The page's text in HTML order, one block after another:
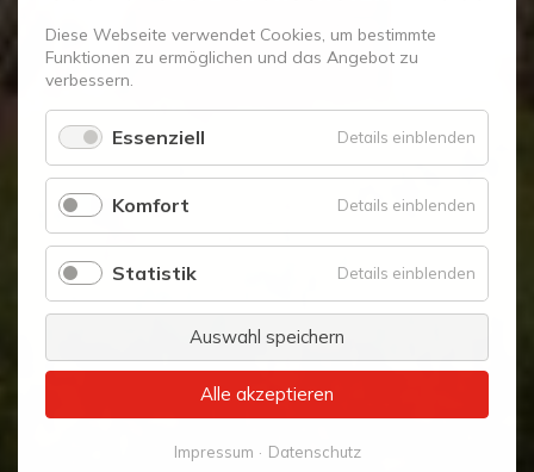
Diese Webseite verwendet Cookies, um bestimmte
Funktionen zu ermöglichen und das Angebot zu
verbessern.
Essenziell Details einblenden
Komfort Details einblenden
Komfort
Statistik Details einblenden
Statistik
Auswahl speichern
Alle akzeptieren
Impressum Datenschutz